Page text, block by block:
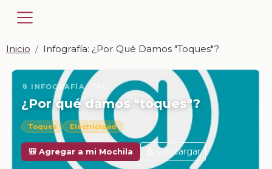
Inicio Infografía: ¿Por Qué Damos "toques"?
📎 INFOGRAFÍA · JPG
¿Por qué damos "toques"?
Toques Electricidad
🎒 Agregar a mi Mochila Descargar